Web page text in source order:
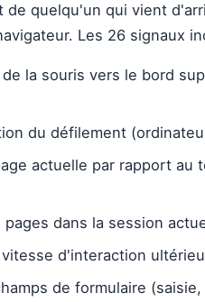
quelqu'un qui vient
Les 26 signaux
la souris vers le bord
du défilement
actuelle par rapport au
dans la session
d'interaction
de formulaire